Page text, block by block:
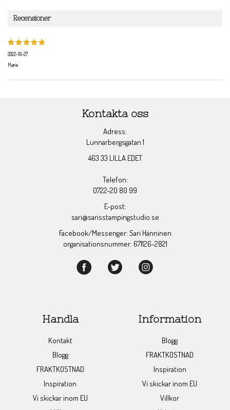
Recensioner
2022-10-27
Marie
Kontakta oss
Adress:
Lunnarbergsgatan 1
463 33 LILLA EDET
Telefon:
0722-20 80 99
E-post:
sari@sarisstampingstudio.se
Facebook/Messenger: Sari Hänninen
organisationsnummer: 671126-2821
Handla
Kontakt
Blogg
FRAKTKOSTNAD
Inspiration
Vi skickar inom EU
Information
Blogg
FRAKTKOSTNAD
Inspiration
Vi skickar inom EU
Villkor